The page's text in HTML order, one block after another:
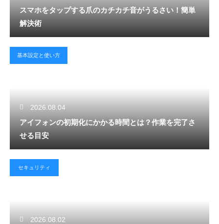
スマホをタップする爪のカチカチ音がうるさい！簡単
解決術
基本設定と使い方
2026.08.04
アイフォンの初期化にかかる時間とは？作業を完了さ
せる目安
セキュリティ
2026.08.02